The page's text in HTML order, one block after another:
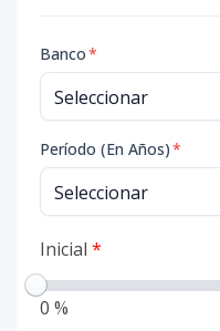
Banco*
Período (En Años)*
Inicial *
0 %